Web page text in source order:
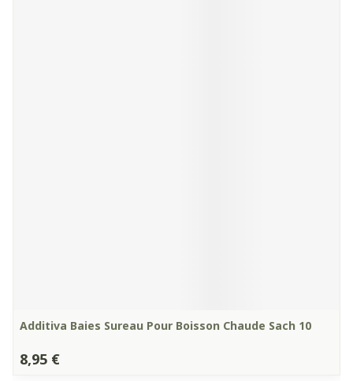
Additiva Baies Sureau Pour Boisson Chaude Sach 10
8,95 €